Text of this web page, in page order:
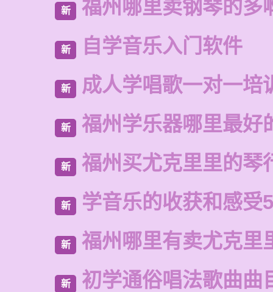
新 福州哪里卖钢琴的多
新 自学音乐入门软件
新 成人学唱歌一对一培
新 福州学乐器哪里最好
新 福州买尤克里里的琴
新 学音乐的收获和感受
新 福州哪里有卖尤克里
新 初学通俗唱法歌曲曲